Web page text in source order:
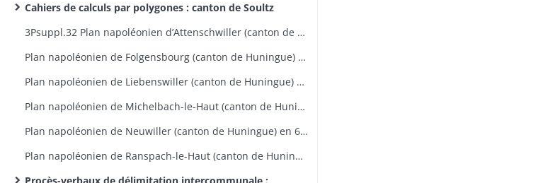
Cahiers de calculs par polygones : canton de Soultz
3Psuppl.32 Plan napoléonien d’Attenschwiller (canton de Huningue) en 7 feuilles 1809
Plan napoléonien de Folgensbourg (canton de Huningue) en 9 feuilles
Plan napoléonien de Liebenswiller (canton de Huningue) en 4 feuilles
Plan napoléonien de Michelbach-le-Haut (canton de Huningue) en 8 feuilles
Plan napoléonien de Neuwiller (canton de Huningue) en 6 feuilles
Plan napoléonien de Ranspach-le-Haut (canton de Huningue) en 6 feuilles